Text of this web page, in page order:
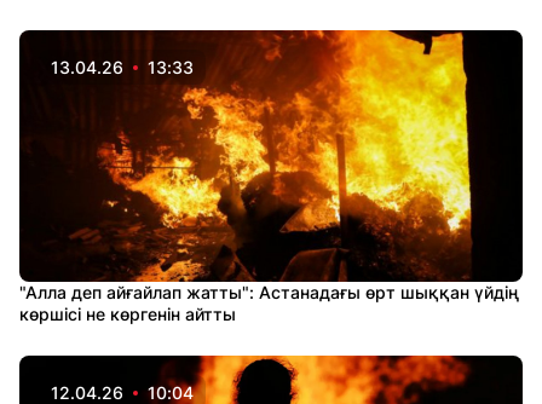
13.04.26 13:33
"Алла деп айғайлап жатты": Астанадағы өрт шыққан үйдің
көршісі не көргенін айтты
12.04.26 10:04